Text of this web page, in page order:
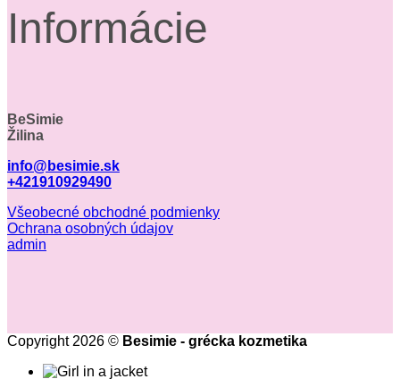
Informácie
BeSimie
Žilina
info@besimie.sk
+421910929490
Všeobecné obchodné podmienky
Ochrana osobných údajov
admin
Copyright 2026 © Besimie - grécka kozmetika